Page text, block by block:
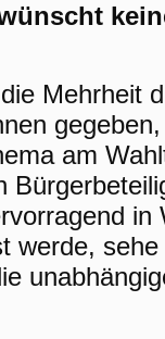
Mehrheit
am
in
werde,